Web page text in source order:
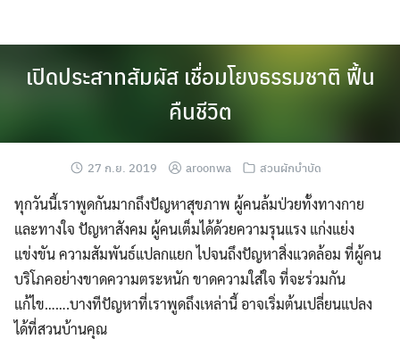
เปิดประสาทสัมผัส เชื่อมโยงธรรมชาติ ฟื้น
คืนชีวิต
27 ก.ย. 2019 aroonwa สวนผักบำบัด
ทุกวันนี้เราพูดกันมากถึงปัญหาสุขภาพ ผู้คนล้มป่วยทั้งทางกาย
และทางใจ ปัญหาสังคม ผู้คนเต็มได้ด้วยความรุนแรง แก่งแย่ง
แข่งขัน ความสัมพันธ์แปลกแยก ไปจนถึงปัญหาสิ่งแวดล้อม ที่ผู้คน
บริโภคอย่างขาดความตระหนัก ขาดความใส่ใจ ที่จะร่วมกัน
แก้ไข…….บางทีปัญหาที่เราพูดถึงเหล่านี้ อาจเริ่มต้นเปลี่ยนแปลง
ได้ที่สวนบ้านคุณ